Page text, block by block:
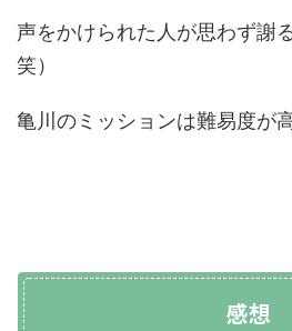
声をかけられた人が思わず謝
笑）
亀川のミッションは難易度が
感想